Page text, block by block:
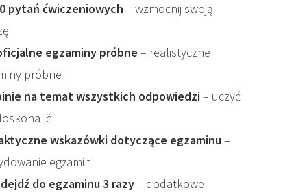
pytań ćwiczeniowych – wzmocnij swoją
egzaminy próbne – realistyczne
próbne
na temat wszystkich odpowiedzi– uczyć
wskazówki dotyczące egzaminu–
egzamin
do egzaminu 3 razy– dodatkowe